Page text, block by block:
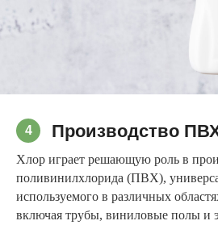
4 Производство
Хлор играет решающую роль в
поливинилхлорида (ПВХ),
используемого в различных
включая трубы, виниловые полы и